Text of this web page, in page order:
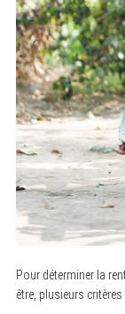
Pour déterminer la
être, plusieurs
S
e
r
f
r